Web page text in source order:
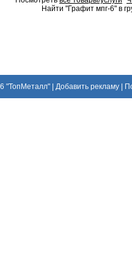
Найти "Графит мпг-6" в
"ТопМеталл"| Добавить рекламу|